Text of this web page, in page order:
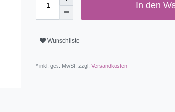
In den
Wunschliste
* inkl. ges. MwSt. zzgl. Versandkosten